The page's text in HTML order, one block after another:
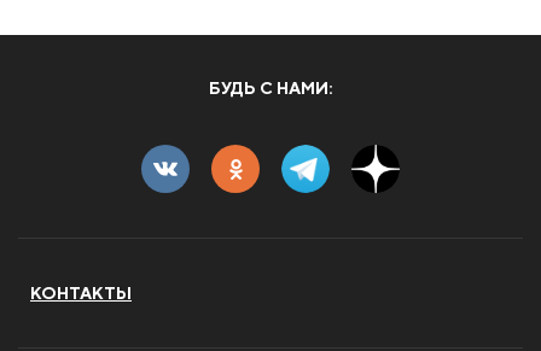
БУДЬ С НАМИ:
КОНТАКТЫ